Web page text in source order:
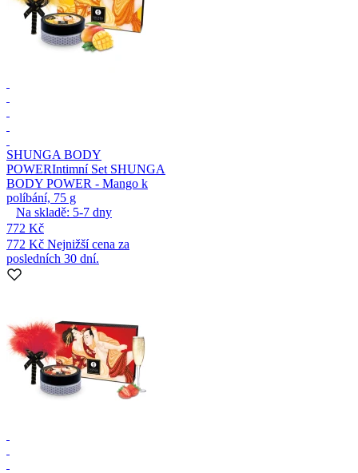
SHUNGA BODY
POWERIntimní Set SHUNGA
BODY POWER - Mango k
políbání, 75 g
Na skladě: 5-7 dny
772 Kč
772 Kč Nejnižší cena za
posledních 30 dní.